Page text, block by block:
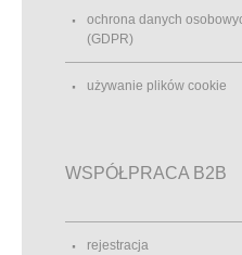
ochrona danych
(GDPR)
używanie plików cookie
WSPÓŁPRACA B2B
rejestracja